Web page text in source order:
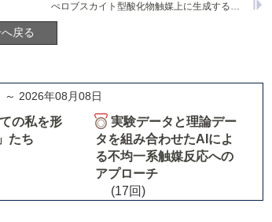
ぺロブスカイト型酸化物触媒上に生成する炭酸塩種の状態と活性との関係
3O4-based catalysts
戻る
～ 2026年08月08日
の私を形
たち
実験データと理論デー
タを組み合わせたAIによ
る不均一系触媒反応への
アプローチ
(17回)